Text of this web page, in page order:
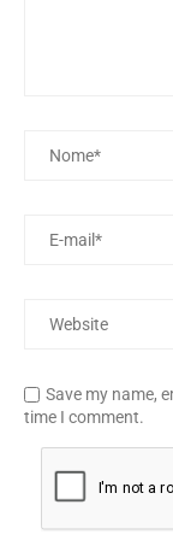
Save my name,
time I comment.